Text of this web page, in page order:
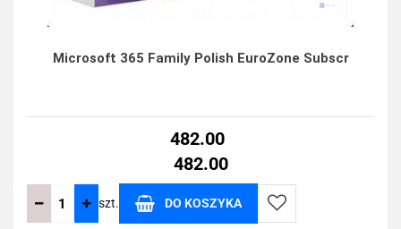
Microsoft 365 Family Polish EuroZone Subscr
482.00
482.00
szt. DO KOSZYKA